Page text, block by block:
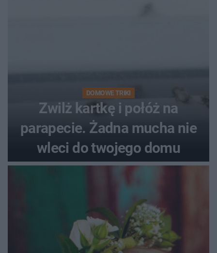
DOMOWE TRIKI
Zwilż kartkę i połóż na
parapecie. Żadna mucha nie
wleci do twojego domu